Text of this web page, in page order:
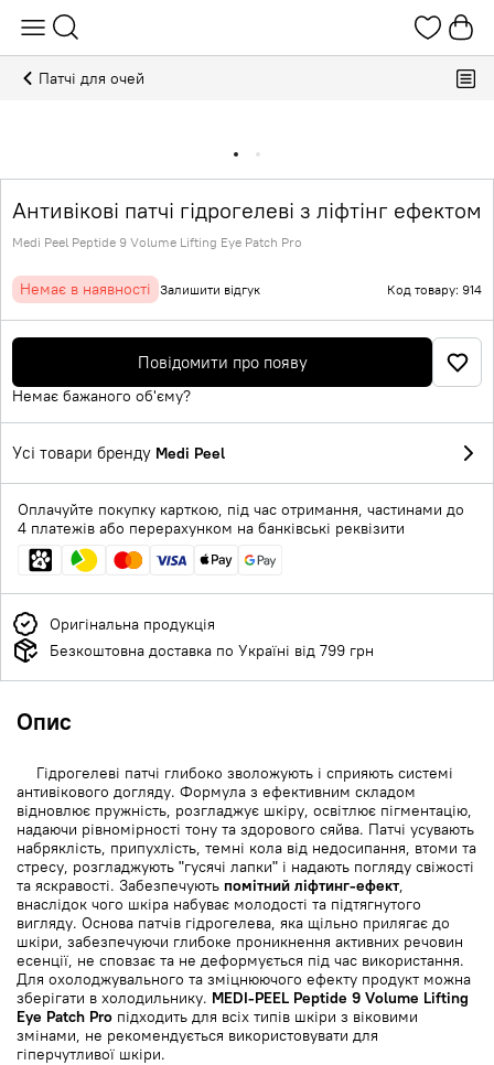
Патчі для очей
Антивікові патчі гідрогелеві з ліфтінг ефектом
Medi Peel Peptide 9 Volume Lifting Eye Patch Pro
Немає в наявності Залишити відгук Код товару: 914
Повідомити про появу
Немає бажаного об'єму?
Усі товари бренду Medi Peel
Оплачуйте покупку карткою, під час отримання, частинами до
4 платежів або перерахунком на банківські реквізити
Оригінальна продукція
Безкоштовна доставка по Україні від 799 грн
Опис
Гідрогелеві патчі глибоко зволожують і сприяють системі
антивікового догляду. Формула з ефективним складом
відновлює пружність, розгладжує шкіру, освітлює пігментацію,
надаючи рівномірності тону та здорового сяйва. Патчі усувають
набряклість, припухлість, темні кола від недосипання, втоми та
стресу, розгладжують "гусячі лапки" і надають погляду свіжості
та яскравості. Забезпечують помітний ліфтинг-ефект,
внаслідок чого шкіра набуває молодості та підтягнутого
вигляду. Основа патчів гідрогелева, яка щільно прилягає до
шкіри, забезпечуючи глибоке проникнення активних речовин
есенції, не сповзає та не деформується під час використання.
Для охолоджувального та зміцнюючого ефекту продукт можна
зберігати в холодильнику. MEDI-PEEL Peptide 9 Volume Lifting
Eye Patch Pro підходить для всіх типів шкіри з віковими
змінами, не рекомендується використовувати для
гіперчутливої шкіри.